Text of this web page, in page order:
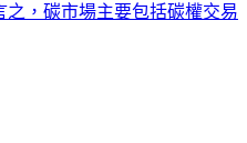
，碳市場主要包括碳權交易